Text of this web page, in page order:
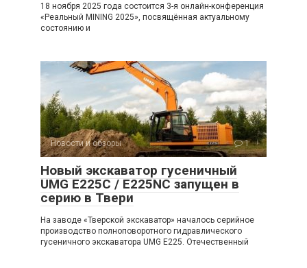
18 ноября 2025 года состоится 3-я онлайн-конференция
«Реальный MINING 2025», посвящённая актуальному
состоянию и
Новости и обзоры 1
Новый экскаватор гусеничный
UMG E225C / E225NC запущен в
серию в Твери
На заводе «Тверской экскаватор» началось серийное
производство полноповоротного гидравлического
гусеничного экскаватора UMG E225. Отечественный